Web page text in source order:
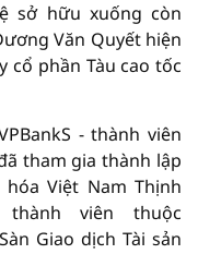
sở hữu xuống còn
Văn Quyết hiện
cổ phần Tàu cao tốc
- thành viên
tham gia thành lập
hóa Việt Nam Thịnh
thành viên thuộc
Giao dịch Tài sản